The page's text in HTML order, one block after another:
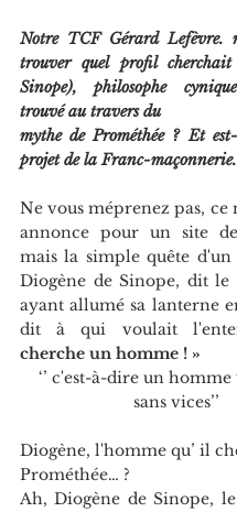
Notre TCF Gérard Lefèvre.
trouver quel profil
Sinope), philosophe
trouvé au travers du
mythe de Prométhée ? Et
projet de la Franc-maçonnerie.
Ne vous méprenez pas, ce
annonce pour un site
mais la simple quête d'un
Diogène de Sinope, dit
ayant allumé sa lanterne
dit à qui voulait
cherche un homme ! »
‘’ c'est-à-dire un
sans vices’’
Diogène, l'homme qu’ il
Prométhée… ?
Ah, Diogène de Sinope,